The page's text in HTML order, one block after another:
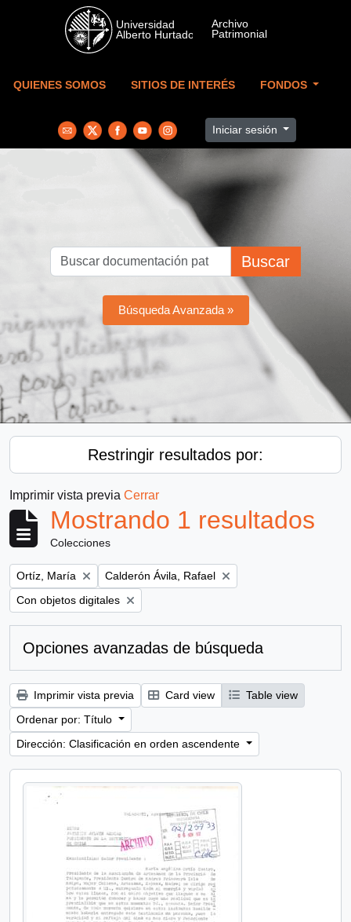
Skip to main content
QUIENES SOMOS SITIOS DE INTERÉS FONDOS
Iniciar sesión
Buscar
Búsqueda Avanzada »
Restringir resultados por:
Imprimir vista previa Cerrar
Mostrando 1 resultados
Colecciones
Remove filter:
Ortíz, María Remove filter:
Calderón Ávila, Rafael
Remove filter:
Con objetos digitales
Opciones avanzadas de búsqueda
Imprimir vista previa Card view
Table view
Ordenar por: Título
Dirección: Clasificación en orden ascendente